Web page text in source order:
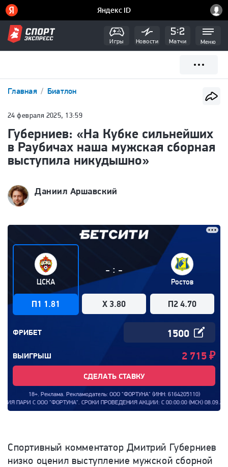
Игры Новости Матчи Меню
Главная Биатлон
24 февраля 2025, 13:59
Губерниев: «На Кубке сильнейших
в Раубичах наша мужская сборная
выступила никудышно»
Даниил Аршавский
ЦСКА
П1 1.81
- : -
X 3.80
Ростов
П2 4.70
ФРИБЕТ
ВЫИГРЫШ 2 715 ₽
СДЕЛАТЬ СТАВКУ
18+. Реклама. Рекламодатель: ООО "ФОРТУНА" (ИНН: 6164205110)
"ФОРТУНА". СРОКИ ПРОВЕДЕНИЯ АКЦИИ: С 00:00:00 (МСК)
Спортивный комментатор Дмитрий Губерниев
низко оценил выступление мужской сборной